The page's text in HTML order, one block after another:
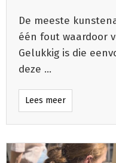
De meeste
één fout waardoor
Gelukkig is die
deze ...
Lees meer